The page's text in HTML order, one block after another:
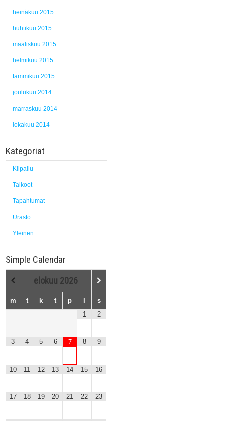
heinäkuu 2015
huhtikuu 2015
maaliskuu 2015
helmikuu 2015
tammikuu 2015
joulukuu 2014
marraskuu 2014
lokakuu 2014
Kategoriat
Kilpailu
Talkoot
Tapahtumat
Urasto
Yleinen
Simple Calendar
elokuu 2026
m t k t p
s
1
2
3 4 5 6 7 8 9
10 11 12 13 14 15 16
17 18 19 20 21 22 23